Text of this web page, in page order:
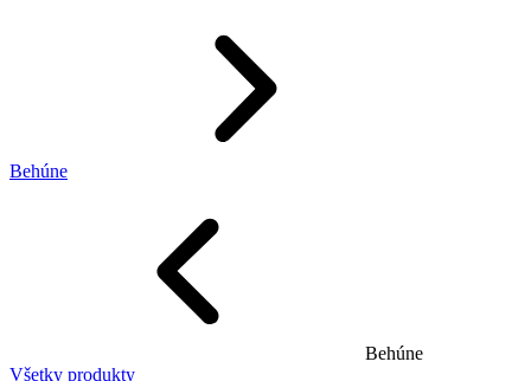
Behúne
Behúne
Všetky produkty